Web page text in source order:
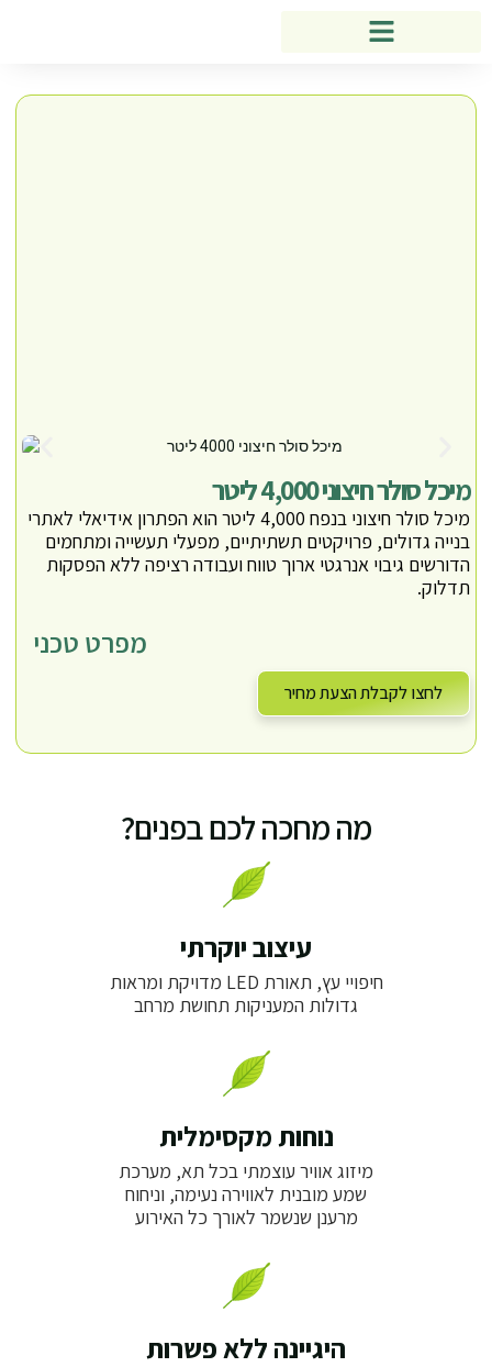
מיכל סולר חיצוני 4,000 ליטר
מיכל סולר חיצוני בנפח 4,000 ליטר הוא הפתרון אידיאלי לאתרי
בנייה גדולים, פרויקטים תשתיתיים, מפעלי תעשייה ומתחמים
הדורשים גיבוי אנרגטי ארוך טווח ועבודה רציפה ללא הפסקות
תדלוק.
מפרט טכני
לחצו לקבלת הצעת מחיר
מה מחכה לכם בפנים?
עיצוב יוקרתי
חיפויי עץ, תאורת LED מדויקת ומראות
גדולות המעניקות תחושת מרחב
נוחות מקסימלית
מיזוג אוויר עוצמתי בכל תא, מערכת
שמע מובנית לאווירה נעימה, וניחוח
מרענן שנשמר לאורך כל האירוע
היגיינה ללא פשרות